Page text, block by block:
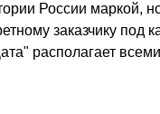
России маркой,
заказчику под
располагает